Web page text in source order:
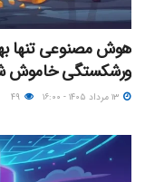
هوش مصنوعی تنها
ورشکستگی خاموش